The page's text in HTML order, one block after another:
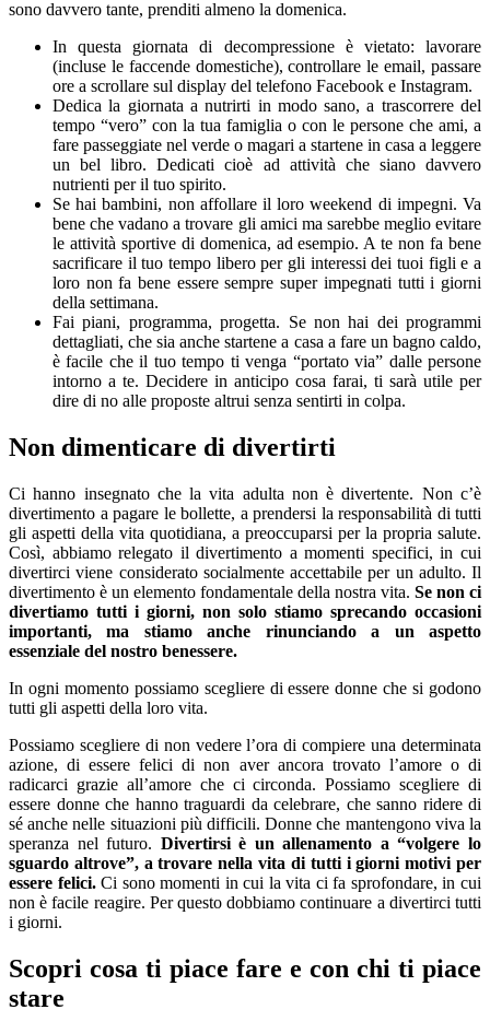
sono davvero tante, prenditi almeno la domenica.
In questa giornata di decompressione è vietato: lavorare
(incluse le faccende domestiche), controllare le email, passare
ore a scrollare sul display del telefono Facebook e Instagram.
Dedica la giornata a nutrirti in modo sano, a trascorrere del
tempo “vero” con la tua famiglia o con le persone che ami, a
fare passeggiate nel verde o magari a startene in casa a leggere
un bel libro. Dedicati cioè ad attività che siano davvero
nutrienti per il tuo spirito.
Se hai bambini, non affollare il loro weekend di impegni. Va
bene che vadano a trovare gli amici ma sarebbe meglio evitare
le attività sportive di domenica, ad esempio. A te non fa bene
sacrificare il tuo tempo libero per gli interessi dei tuoi figli e a
loro non fa bene essere sempre super impegnati tutti i giorni
della settimana.
Fai piani, programma, progetta. Se non hai dei programmi
dettagliati, che sia anche startene a casa a fare un bagno caldo,
è facile che il tuo tempo ti venga “portato via” dalle persone
intorno a te. Decidere in anticipo cosa farai, ti sarà utile per
dire di no alle proposte altrui senza sentirti in colpa.
Non dimenticare di divertirti
Ci hanno insegnato che la vita adulta non è divertente. Non c’è
divertimento a pagare le bollette, a prendersi la responsabilità di tutti
gli aspetti della vita quotidiana, a preoccuparsi per la propria salute.
Così, abbiamo relegato il divertimento a momenti specifici, in cui
divertirci viene considerato socialmente accettabile per un adulto. Il
divertimento è un elemento fondamentale della nostra vita. Se non ci
divertiamo tutti i giorni, non solo stiamo sprecando occasioni
importanti, ma stiamo anche rinunciando a un aspetto
essenziale del nostro benessere.
In ogni momento possiamo scegliere di essere donne che si godono
tutti gli aspetti della loro vita.
Possiamo scegliere di non vedere l’ora di compiere una determinata
azione, di essere felici di non aver ancora trovato l’amore o di
radicarci grazie all’amore che ci circonda. Possiamo scegliere di
essere donne che hanno traguardi da celebrare, che sanno ridere di
sé anche nelle situazioni più difficili. Donne che mantengono viva la
speranza nel futuro. Divertirsi è un allenamento a “volgere lo
sguardo altrove”, a trovare nella vita di tutti i giorni motivi per
essere felici.Ci sono momenti in cui la vita ci fa sprofondare, in cui
non è facile reagire. Per questo dobbiamo continuare a divertirci tutti
i giorni.
Scopri cosa ti piace fare e con chi ti piace
stare